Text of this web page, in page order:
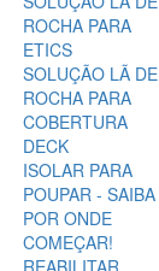
ROCHA PARA
ETICS
SOLUÇÃO LÃ DE
ROCHA PARA
COBERTURA
DECK
ISOLAR PARA
POUPAR - SAIBA
POR ONDE
COMEÇAR!
REABILITAR